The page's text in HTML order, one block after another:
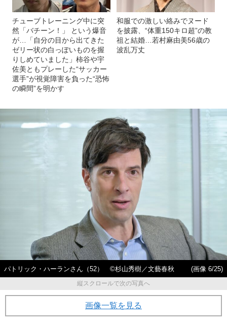
チューブトレーニング中に突
然「バチーン！」 という爆音
が…「自分の目から出てきた
ゼリー状の白っぽいものを握
りしめていました」柿谷や宇
佐美ともプレーした“サッカー
選手”が視覚障害を負った“恐怖
の瞬間”を明かす
和服での激しい絡みでヌード
を披露、“体重150キロ超”の教
祖と結婚…若村麻由美56歳の
波乱万丈
パトリック・ハーランさん（52） ©杉山秀樹／文藝春秋
(画像 6/25)
縦スクロールで次の写真へ
画像一覧を見る